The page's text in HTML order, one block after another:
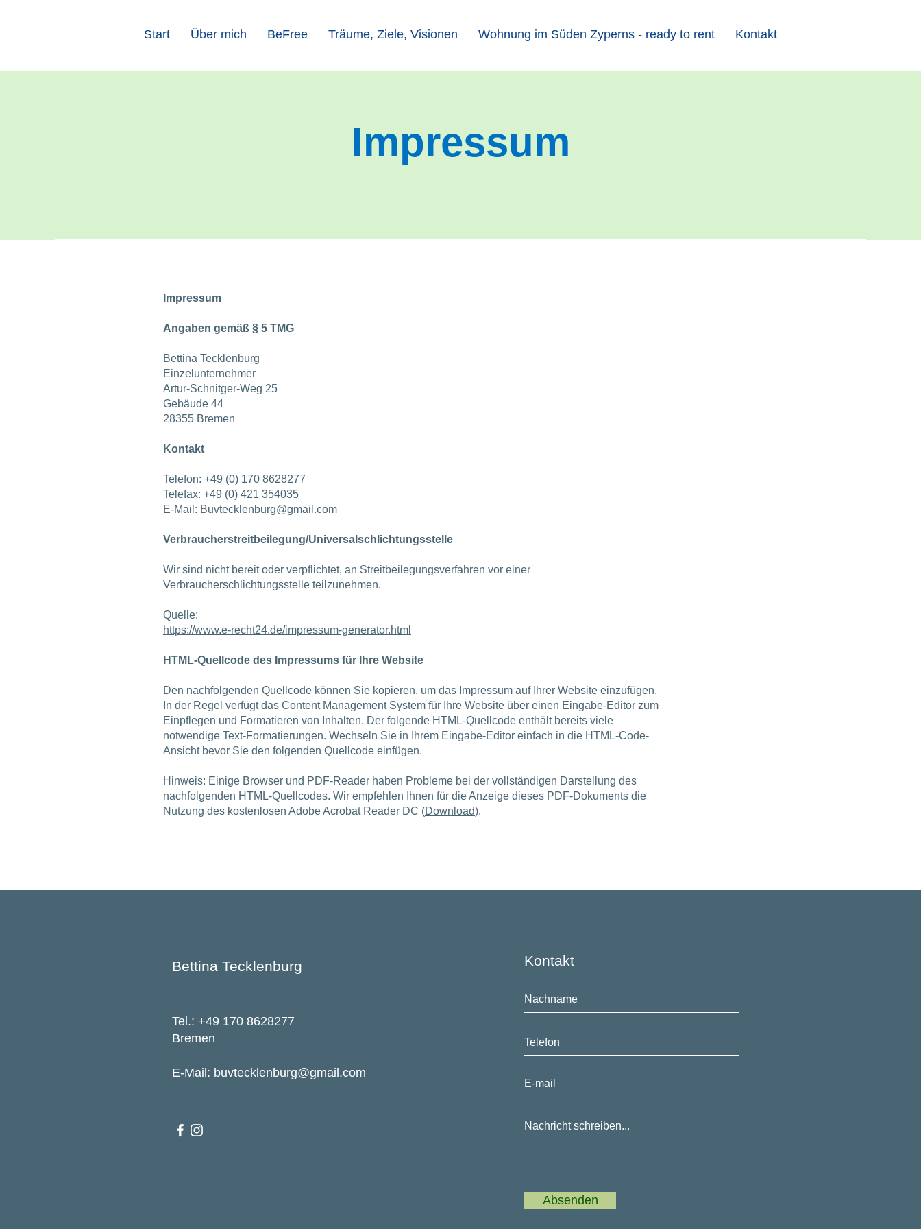
Start Über mich BeFree Träume, Ziele, Visionen Wohnung im Süden Zyperns - ready to rent Kontakt
Impressum
Impressum
Angaben gemäß § 5 TMG
Bettina Tecklenburg
Einzelunternehmer
Artur-Schnitger-Weg 25
Gebäude 44
28355 Bremen
Kontakt
Telefon: +49 (0) 170 8628277
Telefax: +49 (0) 421 354035
E-Mail: Buvtecklenburg@gmail.com
Verbraucherstreitbeilegung/Universalschlichtungsstelle
Wir sind nicht bereit oder verpflichtet, an Streitbeilegungsverfahren vor einer
Verbraucherschlichtungsstelle teilzunehmen.
Quelle:
https://www.e-recht24.de/impressum-generator.html
HTML-Quellcode des Impressums für Ihre Website
Den nachfolgenden Quellcode können Sie kopieren, um das Impressum auf Ihrer Website einzufügen.
In der Regel verfügt das Content Management System für Ihre Website über einen Eingabe-Editor zum
Einpflegen und Formatieren von Inhalten. Der folgende HTML-Quellcode enthält bereits viele
notwendige Text-Formatierungen. Wechseln Sie in Ihrem Eingabe-Editor einfach in die HTML-Code-
Ansicht bevor Sie den folgenden Quellcode einfügen.
Hinweis: Einige Browser und PDF-Reader haben Probleme bei der vollständigen Darstellung des
nachfolgenden HTML-Quellcodes. Wir empfehlen Ihnen für die Anzeige dieses PDF-Dokuments die
Nutzung des kostenlosen Adobe Acrobat Reader DC (Download).
Bettina Tecklenburg
Tel.: +49 170 8628277
Bremen
E-Mail: buvtecklenburg@gmail.com
Kontakt
Absenden